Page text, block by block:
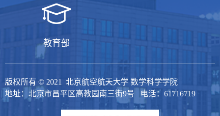
教育部
版权所有 © 2021 北京航空航天大学 数学科学学院
地址：北京市昌平区高教园南三街9号 电话：61716719